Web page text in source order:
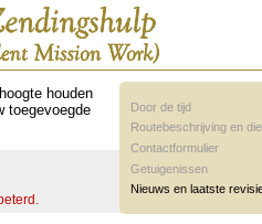
Door de tijd
Routebeschrijving en
Contactformulier
Getuigenissen
Nieuws en laatste
houden
toegevoegde